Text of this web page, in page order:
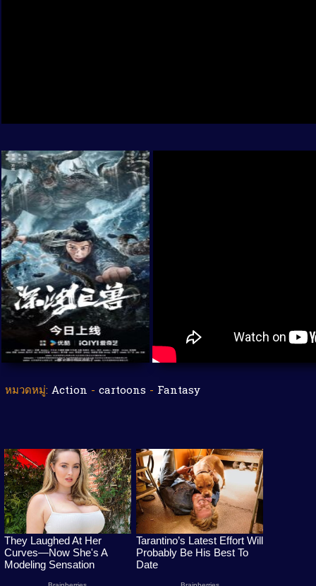
หมวดหมู่: Action - cartoons - Fantasy